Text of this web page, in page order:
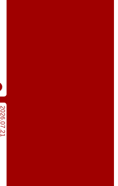
2026.07.21